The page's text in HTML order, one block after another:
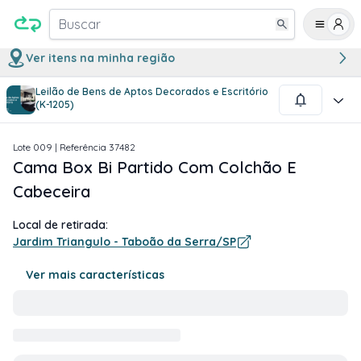
Buscar
Ver itens na minha região
Leilão de Bens de Aptos Decorados e Escritório
(K-1205)
1/3
Lote 009 | Referência 37482
Cama Box Bi Partido Com Colchão E
Cabeceira
Local de retirada:
Jardim Triangulo - Taboão da Serra/SP
Ver mais características